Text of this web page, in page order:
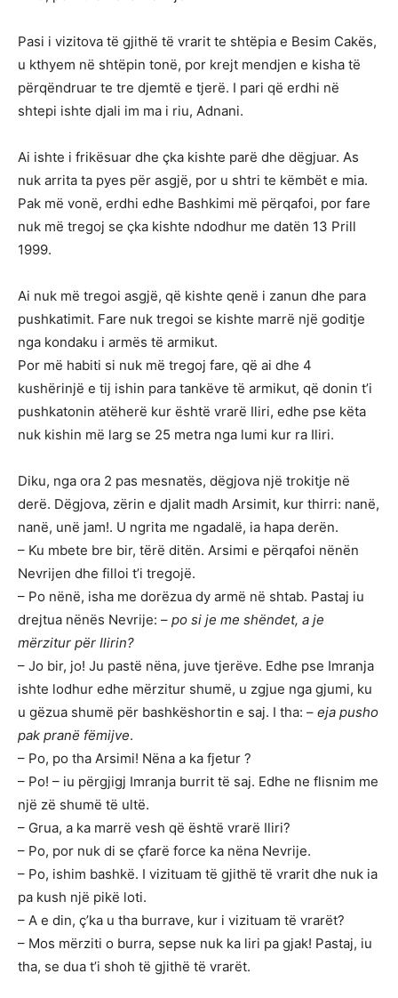
Pasi i vizitova të gjithë të vrarit te shtëpia e Besim Cakës,
u kthyem në shtëpin tonë, por krejt mendjen e kisha të
përqëndruar te tre djemtë e tjerë. I pari që erdhi në
shtepi ishte djali im ma i riu, Adnani.
Ai ishte i frikësuar dhe çka kishte parë dhe dëgjuar. As
nuk arrita ta pyes për asgjë, por u shtri te këmbët e mia.
Pak më vonë, erdhi edhe Bashkimi më përqafoi, por fare
nuk më tregoj se çka kishte ndodhur me datën 13 Prill
1999.
Ai nuk më tregoi asgjë, që kishte qenë i zanun dhe para
pushkatimit. Fare nuk tregoi se kishte marrë një goditje
nga kondaku i armës të armikut.
Por më habiti si nuk më tregoj fare, që ai dhe 4
kushërinjë e tij ishin para tankëve të armikut, që donin t’i
pushkatonin atëherë kur është vrarë Iliri, edhe pse këta
nuk kishin më larg se 25 metra nga lumi kur ra Iliri.
Diku, nga ora 2 pas mesnatës, dëgjova një trokitje në
derë. Dëgjova, zërin e djalit madh Arsimit, kur thirri: nanë,
nanë, unë jam!. U ngrita me ngadalë, ia hapa derën.
– Ku mbete bre bir, tërë ditën. Arsimi e përqafoi nënën
Nevrijen dhe filloi t’i tregojë.
– Po nënë, isha me dorëzua dy armë në shtab. Pastaj iu
drejtua nënës Nevrije: – po si je me shëndet, a je
mërzitur për Ilirin?
– Jo bir, jo! Ju pastë nëna, juve tjerëve. Edhe pse Imranja
ishte lodhur edhe mërzitur shumë, u zgjue nga gjumi, ku
u gëzua shumë për bashkëshortin e saj. I tha: – eja pusho
pak pranë fëmijve.
– Po, po tha Arsimi! Nëna a ka fjetur ?
– Po! – iu përgjigj Imranja burrit të saj. Edhe ne flisnim me
një zë shumë të ultë.
– Grua, a ka marrë vesh që është vrarë Iliri?
– Po, por nuk di se çfarë force ka nëna Nevrije.
– Po, ishim bashkë. I vizituam të gjithë të vrarit dhe nuk ia
pa kush një pikë loti.
– A e din, ç’ka u tha burrave, kur i vizituam të vrarët?
– Mos mërziti o burra, sepse nuk ka liri pa gjak! Pastaj, iu
tha, se dua t’i shoh të gjithë të vrarët.